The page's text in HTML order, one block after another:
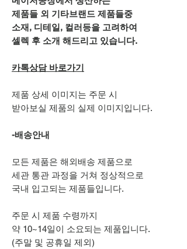
제품들 외 기타브랜드 제품들중
소재, 디테일, 컬러등을 고려하여
셀렉 후 소개 해드리고 있습니다.
카톡상담 바로가기
제품 상세 이미지는 주문 시
받아보실 제품의 실제 이미지입니다.
-배송안내
모든 제품은 해외배송 제품으로
세관 통관 과정을 거쳐 정상적으로
국내 입고되는 제품들입니다.
주문 시 제품 수령까지
약 10~14일이 소요되는 제품입니다.
(주말 및 공휴일 제외)